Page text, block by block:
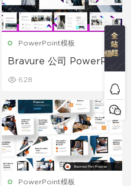
PowerPoint模板
Bravure 公司 PowerPoi
628
PowerPoint模板